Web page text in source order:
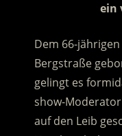
ein
Dem 66-
Bergstraße
gelingt es
show-
auf den Leib